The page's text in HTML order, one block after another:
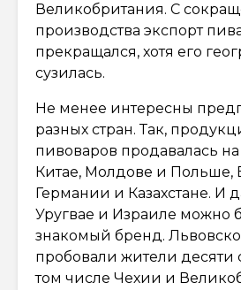
Великобритания. С
производства экспорт
прекращался, хотя его
сузилась.
Не менее интересны
разных стран. Так,
пивоваров продавалась
Китае, Молдове и Польше,
Германии и Казахстане. И
Уругвае и Израиле можно
знакомый бренд.
пробовали жители десяти
том числе Чехии и